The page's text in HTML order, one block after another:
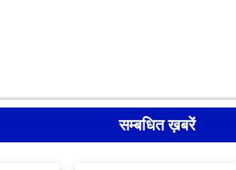
सम्बधित ख़बरें